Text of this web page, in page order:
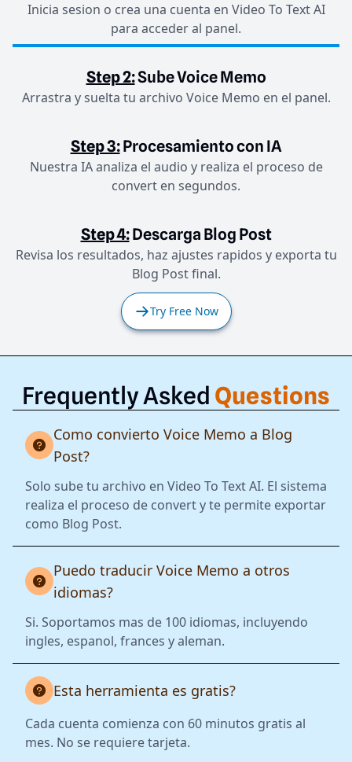
Inicia sesion o crea una cuenta en Video To Text AI
para acceder al panel.
Step 2:Sube Voice Memo
Arrastra y suelta tu archivo Voice Memo en el panel.
Step 3:Procesamiento con IA
Nuestra IA analiza el audio y realiza el proceso de
convert en segundos.
Step 4:Descarga Blog Post
Revisa los resultados, haz ajustes rapidos y exporta tu
Blog Post final.
Try Free Now
Frequently Asked Questions
Como convierto Voice Memo a Blog
Post?
Solo sube tu archivo en Video To Text AI. El sistema
realiza el proceso de convert y te permite exportar
como Blog Post.
Puedo traducir Voice Memo a otros
idiomas?
Si. Soportamos mas de 100 idiomas, incluyendo
ingles, espanol, frances y aleman.
Esta herramienta es gratis?
Cada cuenta comienza con 60 minutos gratis al
mes. No se requiere tarjeta.